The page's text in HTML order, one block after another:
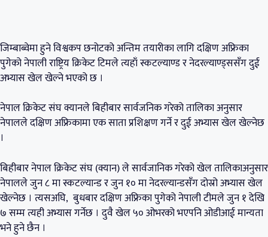
जिम्बाब्वेमा हुने विश्वकप छनोटको अन्तिम तयारीका लागि दक्षिण अफ्रिका
पुगेको नेपाली राष्ट्रिय क्रिकेट टिमले त्यहाँ स्कटल्याण्ड र नेदरल्याण्ड्ससँग दुई
अभ्यास खेल खेल्ने भएको छ ।
नेपाल क्रिकेट संघ क्यानले बिहीबार सार्वजनिक गरेको तालिका अनुसार
नेपालले दक्षिण अफ्रिकामा एक साता प्रशिक्षण गर्ने र दुई अभ्यास खेल खेल्नेछ
।
बिहीबार नेपाल क्रिकेट संघ (क्यान) ले सार्वजानिक गरेको खेल तालिकाअनुसार
नेपालले जुन ८ मा स्कटल्यान्ड र जुन १० मा नेदरल्यान्डसँग दोस्रो अभ्यास खेल
खेल्नेछ । त्यसअघि, बुधबार दक्षिण अफ्रिका पुगेको नेपाली टीमले जुन १ देखि
७ सम्म त्यही अभ्यास गर्नेछ । दुवै खेल ५० ओभरको भएपनि ओडीआई मान्यता
भने हुने छैन ।